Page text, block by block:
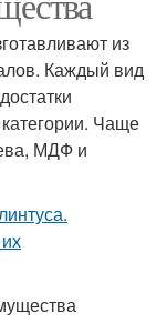
из
Каждый вид
Чаще
МДФ и